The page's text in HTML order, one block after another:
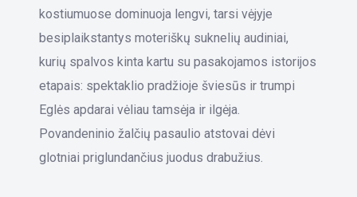
kostiumuose dominuoja lengvi, tarsi vėjyje
besiplaikstantys moteriškų suknelių audiniai,
kurių spalvos kinta kartu su pasakojamos istorijos
etapais: spektaklio pradžioje šviesūs ir trumpi
Eglės apdarai vėliau tamsėja ir ilgėja.
Povandeninio žalčių pasaulio atstovai dėvi
glotniai priglundančius juodus drabužius.